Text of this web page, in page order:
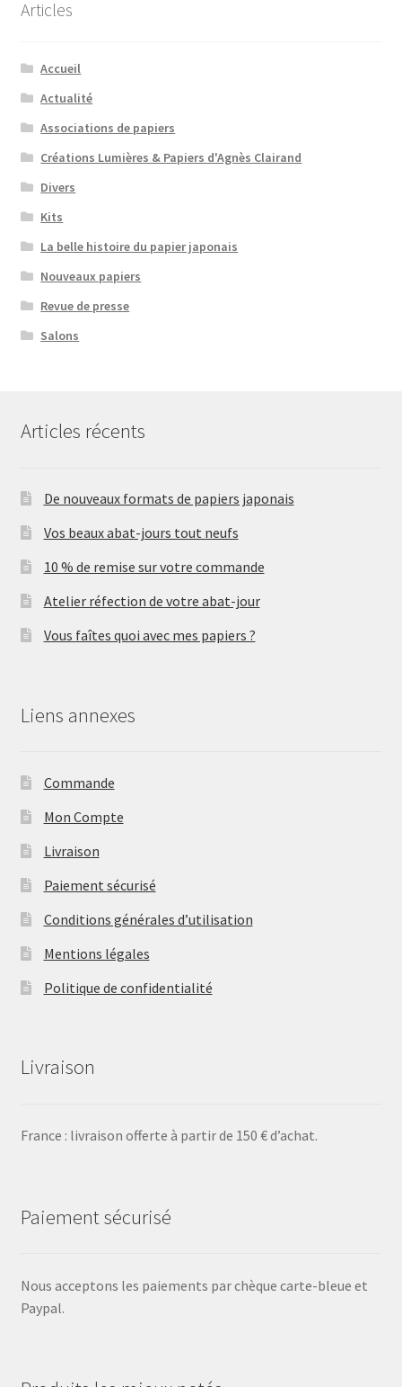
Articles
Accueil
Actualité
Associations de papiers
Créations Lumières & Papiers d'Agnès Clairand
Divers
Kits
La belle histoire du papier japonais
Nouveaux papiers
Revue de presse
Salons
Articles récents
De nouveaux formats de papiers japonais
Vos beaux abat-jours tout neufs
10 % de remise sur votre commande
Atelier réfection de votre abat-jour
Vous faîtes quoi avec mes papiers ?
Liens annexes
Commande
Mon Compte
Livraison
Paiement sécurisé
Conditions générales d’utilisation
Mentions légales
Politique de confidentialité
Livraison
France : livraison offerte à partir de 150 € d’achat.
Paiement sécurisé
Nous acceptons les paiements par chèque carte-bleue et
Paypal.